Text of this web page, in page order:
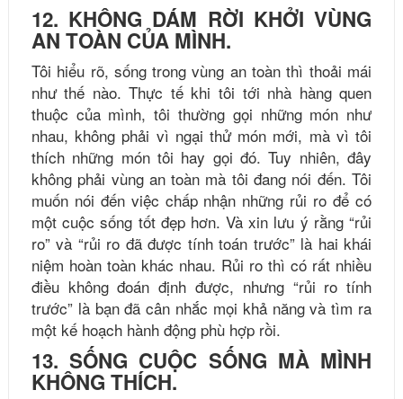
12. KHÔNG DÁM RỜI KHỞI VÙNG
AN TOÀN CỦA MÌNH.
Tôi hiểu rõ, sống trong vùng an toàn thì thoải mái
như thế nào. Thực tế khi tôi tới nhà hàng quen
thuộc của mình, tôi thường gọi những món như
nhau, không phải vì ngại thử món mới, mà vì tôi
thích những món tôi hay gọi đó. Tuy nhiên, đây
không phải vùng an toàn mà tôi đang nói đến. Tôi
muốn nói đến việc chấp nhận những rủi ro để có
một cuộc sống tốt đẹp hơn. Và xin lưu ý rằng “rủi
ro” và “rủi ro đã được tính toán trước” là hai khái
niệm hoàn toàn khác nhau. Rủi ro thì có rất nhiều
điều không đoán định được, nhưng “rủi ro tính
trước” là bạn đã cân nhắc mọi khả năng và tìm ra
một kế hoạch hành động phù hợp rồi.
13. SỐNG CUỘC SỐNG MÀ MÌNH
KHÔNG THÍCH.